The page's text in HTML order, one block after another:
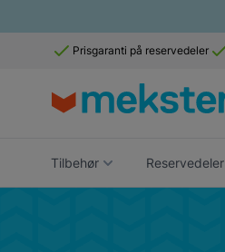
Prisgaranti på reservedeler
Tilbehør Reservedeler